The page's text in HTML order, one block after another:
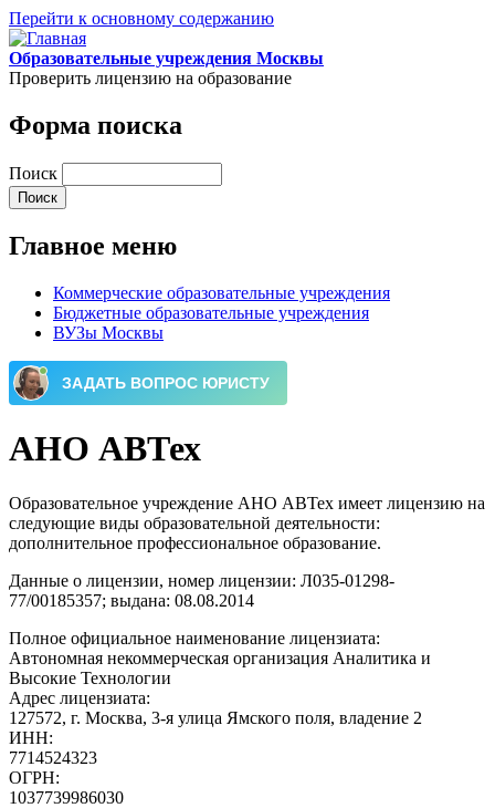
Перейти к основному содержанию
Образовательные учреждения Москвы
Проверить лицензию на образование
Форма поиска
Поиск
Главное меню
Коммерческие образовательные учреждения
Бюджетные образовательные учреждения
ВУЗы Москвы
АНО АВТех
Образовательное учреждение АНО АВТех имеет лицензию на
следующие виды образовательной деятельности:
дополнительное профессиональное образование.
Данные о лицензии, номер лицензии: Л035-01298-
77/00185357; выдана: 08.08.2014
Полное официальное наименование лицензиата:
Автономная некоммерческая организация Аналитика и
Высокие Технологии
Адрес лицензиата:
127572, г. Москва, 3-я улица Ямского поля, владение 2
ИНН:
7714524323
ОГРН:
1037739986030